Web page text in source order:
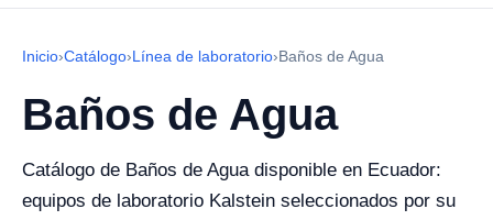
Inicio›Catálogo›Línea de laboratorio›Baños de Agua
Baños de Agua
Catálogo de Baños de Agua disponible en Ecuador:
equipos de laboratorio Kalstein seleccionados por su